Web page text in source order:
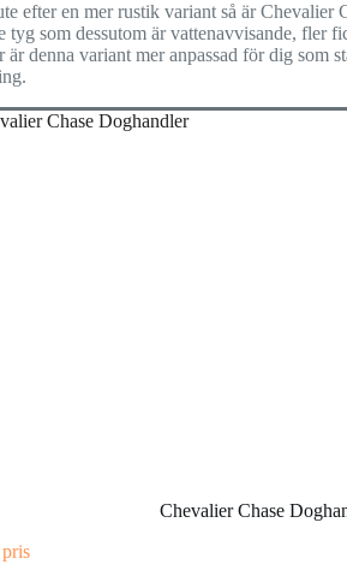
efter en mer rustik variant så är Chevalier
tyg som dessutom är vattenavvisande, fler
är denna variant mer anpassad för dig som
Chevalier Chase